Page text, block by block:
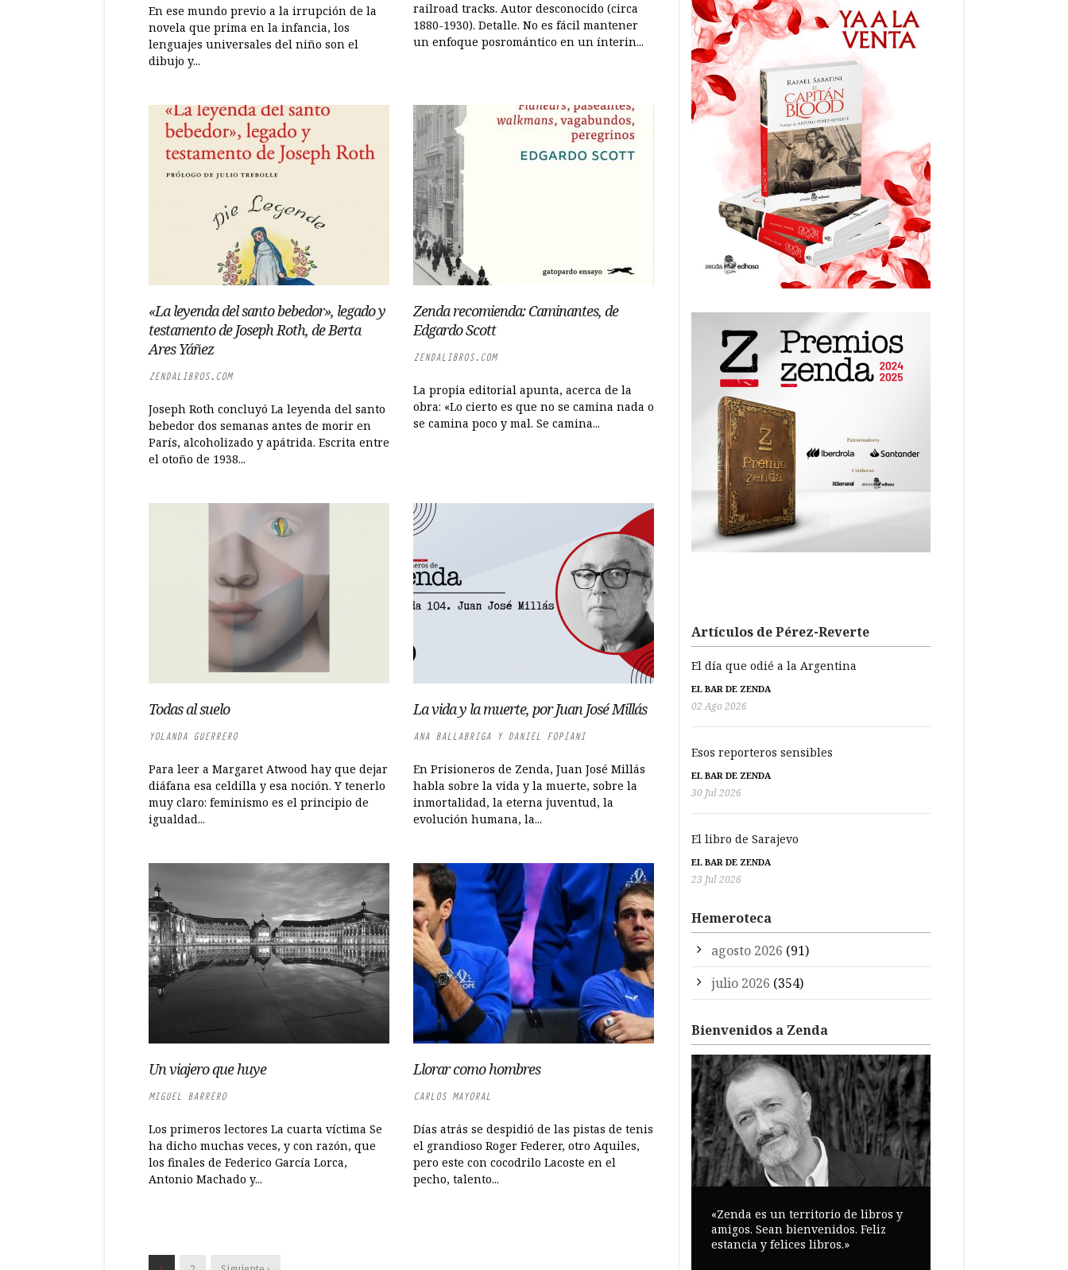
En ese mundo previo a la irrupción de la
novela que prima en la infancia, los
lenguajes universales del niño son el
dibujo y...
railroad tracks. Autor desconocido (circa
1880-1930). Detalle. No es fácil mantener
un enfoque posromántico en un ínterin...
«La leyenda del santo bebedor», legado y
testamento de Joseph Roth, de Berta
Ares Yáñez
ZENDALIBROS.COM
Joseph Roth concluyó La leyenda del santo
bebedor dos semanas antes de morir en
París, alcoholizado y apátrida. Escrita entre
el otoño de 1938...
Zenda recomienda: Caminantes, de
Edgardo Scott
ZENDALIBROS.COM
La propia editorial apunta, acerca de la
obra: «Lo cierto es que no se camina nada o
se camina poco y mal. Se camina...
Todas al suelo
YOLANDA GUERRERO
Para leer a Margaret Atwood hay que dejar
diáfana esa celdilla y esa noción. Y tenerlo
muy claro: feminismo es el principio de
igualdad...
La vida y la muerte, por Juan José Millás
ANA BALLABRIGA Y DANIEL FOPIANI
En Prisioneros de Zenda, Juan José Millás
habla sobre la vida y la muerte, sobre la
inmortalidad, la eterna juventud, la
evolución humana, la...
Un viajero que huye
MIGUEL BARRERO
Los primeros lectores La cuarta víctima Se
ha dicho muchas veces, y con razón, que
los finales de Federico García Lorca,
Antonio Machado y...
Llorar como hombres
CARLOS MAYORAL
Días atrás se despidió de las pistas de tenis
el grandioso Roger Federer, otro Aquiles,
pero este con cocodrilo Lacoste en el
pecho, talento...
Artículos de Pérez-Reverte
El día que odié a la Argentina
EL BAR DE ZENDA
02 Ago 2026
Esos reporteros sensibles
EL BAR DE ZENDA
30 Jul 2026
El libro de Sarajevo
EL BAR DE ZENDA
23 Jul 2026
Hemeroteca
agosto 2026 (91)
julio 2026 (354)
Bienvenidos a Zenda
«Zenda es un territorio de libros y
amigos. Sean bienvenidos. Feliz
estancia y felices libros.»